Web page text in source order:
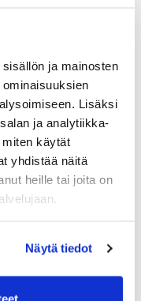
ja mainosten
Lisäksi
ja analytiikka-
käytät
yhdistää näitä
heille tai joita on
Näytä tiedot
mennessä.
ei ole pelattu.
Teraan.
kaavioon,
on ollut, että